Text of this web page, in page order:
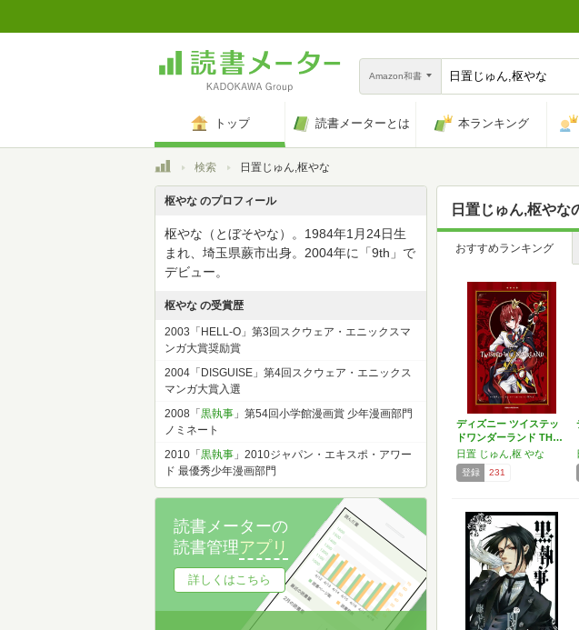
Amazon和書
トップ 読書メーターとは 本ランキング
トップ検索 日置じゅん,枢やな
日置じゅん,枢やな
おすすめランキング
ディズニー ツイステッ
ドワンダーランド TH…
日置 じゅん,枢 やな
登録 231
枢やな のプロフィール
枢やな（とぼそやな）。1984年1月24日生
まれ、埼玉県蕨市出身。2004年に「9th」で
デビュー。
枢やな の受賞歴
2003「HELL-O」第3回スクウェア・エニックスマ
ンガ大賞奨励賞
2004「DISGUISE」第4回スクウェア・エニックス
マンガ大賞入選
2008「 黒執事 」第54回小学館漫画賞 少年漫画部門
ノミネート
2010「 黒執事 」2010ジャパン・エキスポ・アワー
ド 最優秀少年漫画部門
読書メーターの
読書管理アプリ
詳しくはこちら